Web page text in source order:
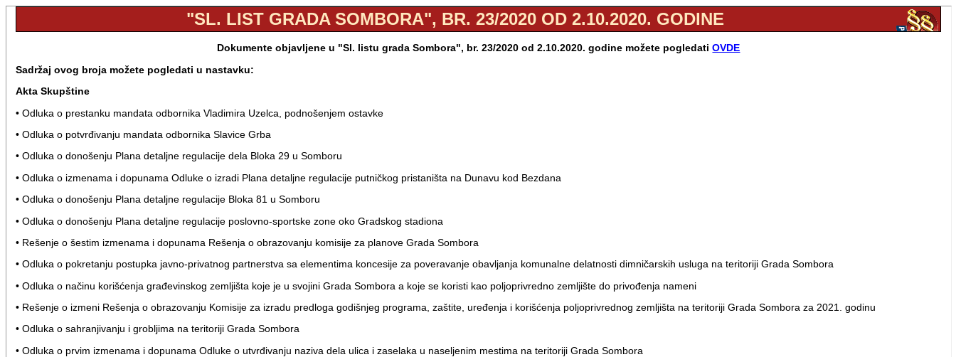
"SL. LIST GRADA SOMBORA", BR. 23/2020 OD 2.10.2020. GODINE
Dokumente objavljene u "Sl. listu grada Sombora", br. 23/2020 od 2.10.2020. godine možete pogledatiOVDE
Sadržaj ovog broja možete pogledati u nastavku:
Akta Skupštine
• Odluka o prestanku mandata odbornika Vladimira Uzelca, podnošenjem ostavke
• Odluka o potvrđivanju mandata odbornika Slavice Grba
• Odluka o donošenju Plana detaljne regulacije dela Bloka 29 u Somboru
• Odluka o izmenama i dopunama Odluke o izradi Plana detaljne regulacije putničkog pristaništa na Dunavu kod Bezdana
• Odluka o donošenju Plana detaljne regulacije Bloka 81 u Somboru
• Odluka o donošenju Plana detaljne regulacije poslovno-sportske zone oko Gradskog stadiona
• Rešenje o šestim izmenama i dopunama Rešenja o obrazovanju komisije za planove Grada Sombora
• Odluka o pokretanju postupka javno-privatnog partnerstva sa elementima koncesije za poveravanje obavljanja komunalne delatnosti dimničarskih usluga na teritoriji Grada Sombora
• Odluka o načinu korišćenja građevinskog zemljišta koje je u svojini Grada Sombora a koje se koristi kao poljoprivredno zemljište do privođenja nameni
• Rešenje o izmeni Rešenja o obrazovanju Komisije za izradu predloga godišnjeg programa, zaštite, uređenja i korišćenja poljoprivrednog zemljišta na teritoriji Grada Sombora za 2021. godinu
• Odluka o sahranjivanju i grobljima na teritoriji Grada Sombora
• Odluka o prvim izmenama i dopunama Odluke o utvrđivanju naziva dela ulica i zaselaka u naseljenim mestima na teritoriji Grada Sombora